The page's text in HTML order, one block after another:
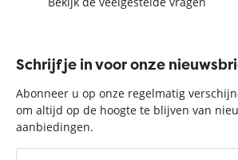
Schrijf je in voor onze
Abonneer u op onze regelmatig
om altijd op de hoogte te blijven van
aanbiedingen.